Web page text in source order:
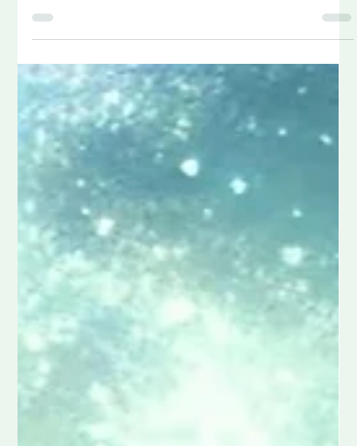
Wat Zijn Mogelijke Oorzaken van
Stekende Pijn in de Onderrug?
stekende pijn on de rug Stekende pijn in de onderrug
kan scherp, plotseling en soms verontrustend zijn.